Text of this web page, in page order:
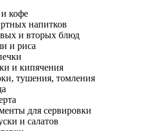
кофе
напитков
и вторых блюд
и риса
и кипячения
тушения, томления
для сервировки
и салатов